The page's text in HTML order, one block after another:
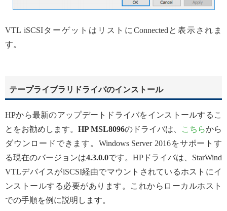
VTL iSCSIターゲットはリストにConnectedと表示されま
す。
テープライブラリドライバのインストール
HPから最新のアップデートドライバをインストールするこ
とをお勧めします。 HP MSL8096のドライバは、 こちらから
ダウンロードできます。Windows Server 2016をサポートす
る現在のバージョンは4.3.0.0です。HPドライバは、StarWind
VTLデバイスがiSCSI経由でマウントされているホストにイ
ンストールする必要があります。これからローカルホスト
での手順を例に説明します。